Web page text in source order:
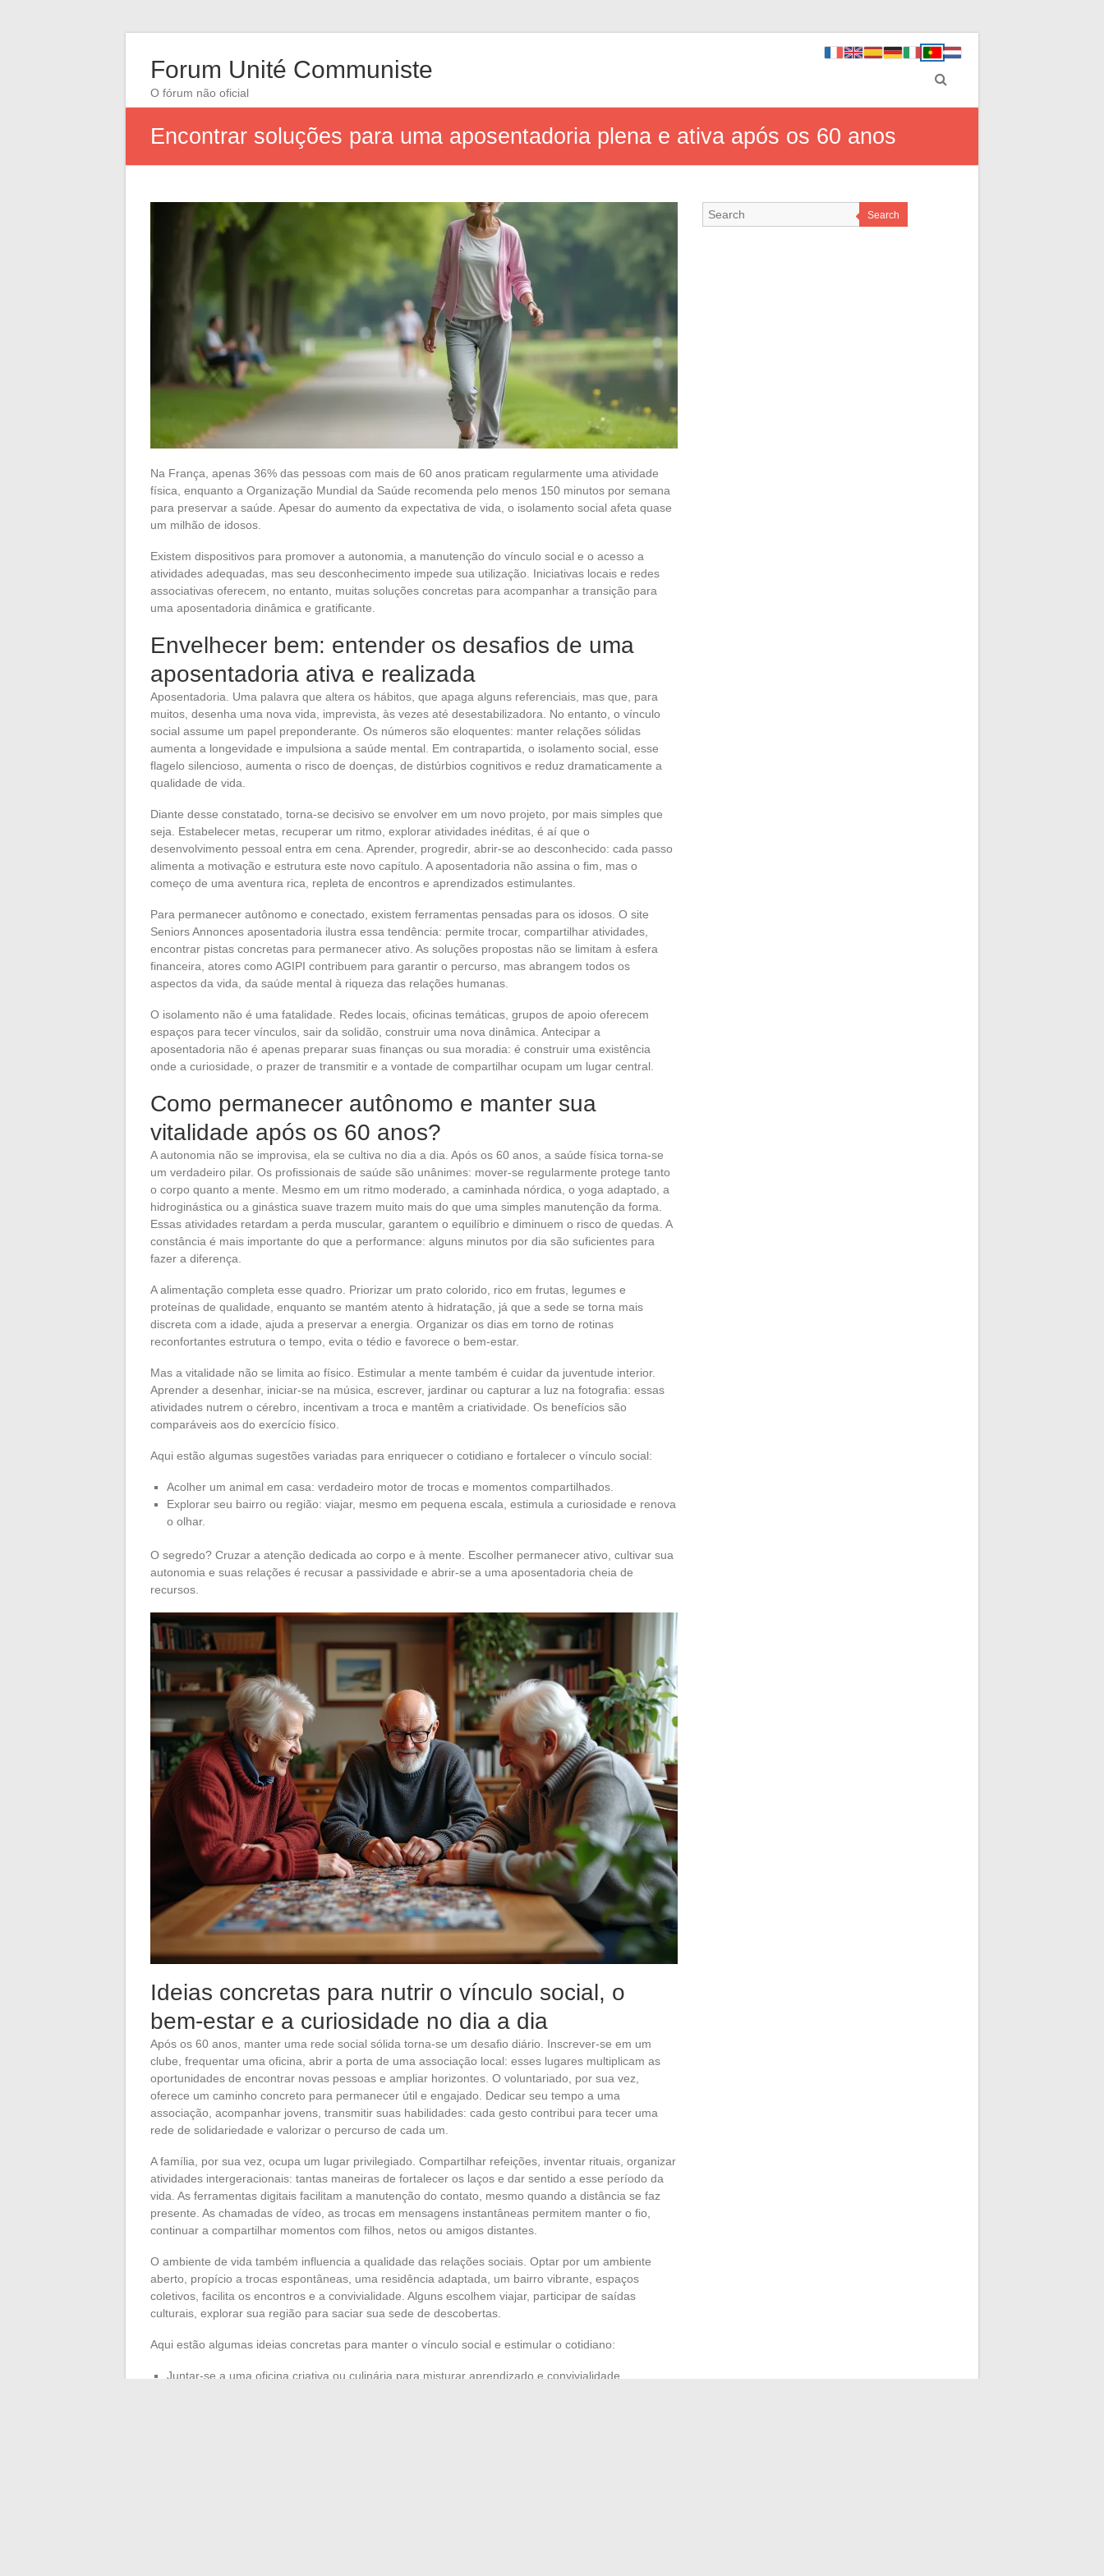
Forum Unité Communiste
O fórum não oficial
Encontrar soluções para uma aposentadoria plena e ativa após os 60 anos
Na França, apenas 36% das pessoas com mais de 60 anos praticam regularmente uma atividade
física, enquanto a Organização Mundial da Saúde recomenda pelo menos 150 minutos por semana
para preservar a saúde. Apesar do aumento da expectativa de vida, o isolamento social afeta quase
um milhão de idosos.
Existem dispositivos para promover a autonomia, a manutenção do vínculo social e o acesso a
atividades adequadas, mas seu desconhecimento impede sua utilização. Iniciativas locais e redes
associativas oferecem, no entanto, muitas soluções concretas para acompanhar a transição para
uma aposentadoria dinâmica e gratificante.
Envelhecer bem: entender os desafios de uma
aposentadoria ativa e realizada
Aposentadoria. Uma palavra que altera os hábitos, que apaga alguns referenciais, mas que, para
muitos, desenha uma nova vida, imprevista, às vezes até desestabilizadora. No entanto, o vínculo
social assume um papel preponderante. Os números são eloquentes: manter relações sólidas
aumenta a longevidade e impulsiona a saúde mental. Em contrapartida, o isolamento social, esse
flagelo silencioso, aumenta o risco de doenças, de distúrbios cognitivos e reduz dramaticamente a
qualidade de vida.
Diante desse constatado, torna-se decisivo se envolver em um novo projeto, por mais simples que
seja. Estabelecer metas, recuperar um ritmo, explorar atividades inéditas, é aí que o
desenvolvimento pessoal entra em cena. Aprender, progredir, abrir-se ao desconhecido: cada passo
alimenta a motivação e estrutura este novo capítulo. A aposentadoria não assina o fim, mas o
começo de uma aventura rica, repleta de encontros e aprendizados estimulantes.
Para permanecer autônomo e conectado, existem ferramentas pensadas para os idosos. O site
Seniors Annonces aposentadoria ilustra essa tendência: permite trocar, compartilhar atividades,
encontrar pistas concretas para permanecer ativo. As soluções propostas não se limitam à esfera
financeira, atores como AGIPI contribuem para garantir o percurso, mas abrangem todos os
aspectos da vida, da saúde mental à riqueza das relações humanas.
O isolamento não é uma fatalidade. Redes locais, oficinas temáticas, grupos de apoio oferecem
espaços para tecer vínculos, sair da solidão, construir uma nova dinâmica. Antecipar a
aposentadoria não é apenas preparar suas finanças ou sua moradia: é construir uma existência
onde a curiosidade, o prazer de transmitir e a vontade de compartilhar ocupam um lugar central.
Como permanecer autônomo e manter sua
vitalidade após os 60 anos?
A autonomia não se improvisa, ela se cultiva no dia a dia. Após os 60 anos, a saúde física torna-se
um verdadeiro pilar. Os profissionais de saúde são unânimes: mover-se regularmente protege tanto
o corpo quanto a mente. Mesmo em um ritmo moderado, a caminhada nórdica, o yoga adaptado, a
hidroginástica ou a ginástica suave trazem muito mais do que uma simples manutenção da forma.
Essas atividades retardam a perda muscular, garantem o equilíbrio e diminuem o risco de quedas. A
constância é mais importante do que a performance: alguns minutos por dia são suficientes para
fazer a diferença.
A alimentação completa esse quadro. Priorizar um prato colorido, rico em frutas, legumes e
proteínas de qualidade, enquanto se mantém atento à hidratação, já que a sede se torna mais
discreta com a idade, ajuda a preservar a energia. Organizar os dias em torno de rotinas
reconfortantes estrutura o tempo, evita o tédio e favorece o bem-estar.
Mas a vitalidade não se limita ao físico. Estimular a mente também é cuidar da juventude interior.
Aprender a desenhar, iniciar-se na música, escrever, jardinar ou capturar a luz na fotografia: essas
atividades nutrem o cérebro, incentivam a troca e mantêm a criatividade. Os benefícios são
comparáveis aos do exercício físico.
Aqui estão algumas sugestões variadas para enriquecer o cotidiano e fortalecer o vínculo social:
Acolher um animal em casa: verdadeiro motor de trocas e momentos compartilhados.
Explorar seu bairro ou região: viajar, mesmo em pequena escala, estimula a curiosidade e renova
o olhar.
O segredo? Cruzar a atenção dedicada ao corpo e à mente. Escolher permanecer ativo, cultivar sua
autonomia e suas relações é recusar a passividade e abrir-se a uma aposentadoria cheia de
recursos.
Ideias concretas para nutrir o vínculo social, o
bem-estar e a curiosidade no dia a dia
Após os 60 anos, manter uma rede social sólida torna-se um desafio diário. Inscrever-se em um
clube, frequentar uma oficina, abrir a porta de uma associação local: esses lugares multiplicam as
oportunidades de encontrar novas pessoas e ampliar horizontes. O voluntariado, por sua vez,
oferece um caminho concreto para permanecer útil e engajado. Dedicar seu tempo a uma
associação, acompanhar jovens, transmitir suas habilidades: cada gesto contribui para tecer uma
rede de solidariedade e valorizar o percurso de cada um.
A família, por sua vez, ocupa um lugar privilegiado. Compartilhar refeições, inventar rituais, organizar
atividades intergeracionais: tantas maneiras de fortalecer os laços e dar sentido a esse período da
vida. As ferramentas digitais facilitam a manutenção do contato, mesmo quando a distância se faz
presente. As chamadas de vídeo, as trocas em mensagens instantâneas permitem manter o fio,
continuar a compartilhar momentos com filhos, netos ou amigos distantes.
O ambiente de vida também influencia a qualidade das relações sociais. Optar por um ambiente
aberto, propício a trocas espontâneas, uma residência adaptada, um bairro vibrante, espaços
coletivos, facilita os encontros e a convivialidade. Alguns escolhem viajar, participar de saídas
culturais, explorar sua região para saciar sua sede de descobertas.
Aqui estão algumas ideias concretas para manter o vínculo social e estimular o cotidiano:
Juntar-se a uma oficina criativa ou culinária para misturar aprendizado e convivialidade.
Search